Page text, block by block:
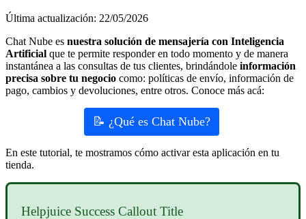
Última actualización: 22/05/2026
Chat Nube es nuestra solución de mensajería con Inteligencia
Artificial que te permite responder en todo momento y de manera
instantánea a las consultas de tus clientes, brindándole información
precisa sobre tu negocio como: políticas de envío, información de
pago, cambios y devoluciones, entre otros. Conoce más acá:
📝 ¿Qué es Chat Nube?
En este tutorial, te mostramos cómo activar esta aplicación en tu
tienda.
Helpjuice Success Callout Title